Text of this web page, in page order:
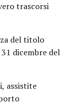
trascorsi
del titolo
dicembre del
assistite